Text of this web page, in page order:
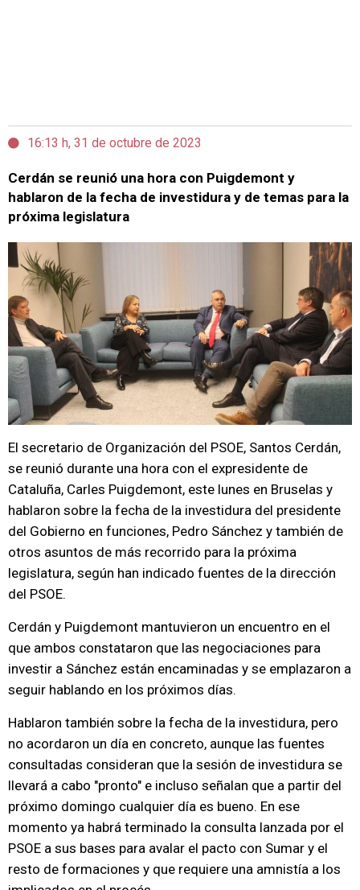
16:13 h, 31 de octubre de 2023
Cerdán se reunió una hora con Puigdemont y
hablaron de la fecha de investidura y de temas para la
próxima legislatura
El secretario de Organización del PSOE, Santos Cerdán,
se reunió durante una hora con el expresidente de
Cataluña, Carles Puigdemont, este lunes en Bruselas y
hablaron sobre la fecha de la investidura del presidente
del Gobierno en funciones, Pedro Sánchez y también de
otros asuntos de más recorrido para la próxima
legislatura, según han indicado fuentes de la dirección
del PSOE.
Cerdán y Puigdemont mantuvieron un encuentro en el
que ambos constataron que las negociaciones para
investir a Sánchez están encaminadas y se emplazaron a
seguir hablando en los próximos días.
Hablaron también sobre la fecha de la investidura, pero
no acordaron un día en concreto, aunque las fuentes
consultadas consideran que la sesión de investidura se
llevará a cabo "pronto" e incluso señalan que a partir del
próximo domingo cualquier día es bueno. En ese
momento ya habrá terminado la consulta lanzada por el
PSOE a sus bases para avalar el pacto con Sumar y el
resto de formaciones y que requiere una amnistía a los